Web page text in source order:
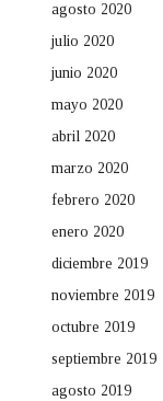
agosto 2020
julio 2020
junio 2020
mayo 2020
abril 2020
marzo 2020
febrero 2020
enero 2020
diciembre 2019
noviembre 2019
octubre 2019
septiembre 2019
agosto 2019